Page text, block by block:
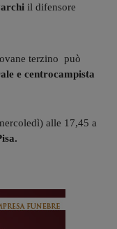
il difensore
terzino può
e centrocampista
alle 17,45 a